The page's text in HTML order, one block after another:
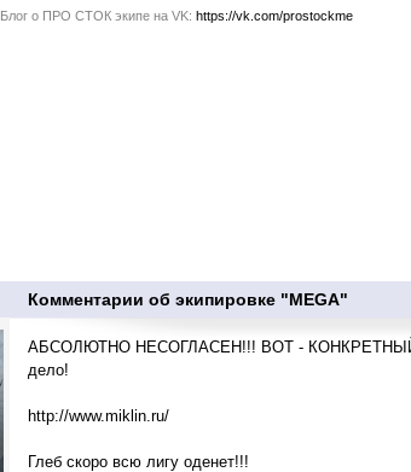
Блог о ПРО СТОК экипе на VK: https://vk.com/prostockme
Комментарии об экипировке "MEGA"
АБСОЛЮТНО НЕСОГЛАСЕН!!! ВОТ - КОНКРЕТНЫЙ
дело!
http://www.miklin.ru/
Глеб скоро всю лигу оденет!!!